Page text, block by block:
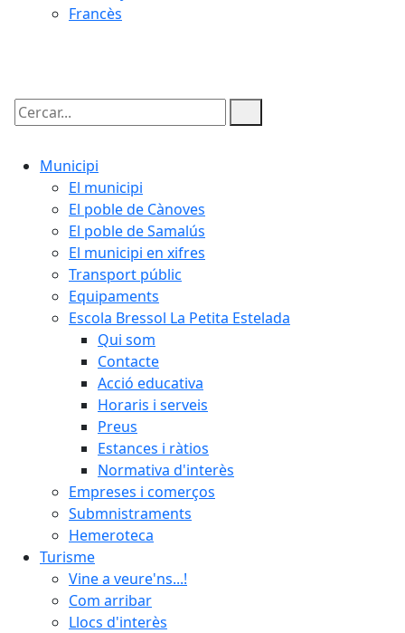
Francès
Cercar:
Municipi
El municipi
El poble de Cànoves
El poble de Samalús
El municipi en xifres
Transport públic
Equipaments
Escola Bressol La Petita Estelada
Qui som
Contacte
Acció educativa
Horaris i serveis
Preus
Estances i ràtios
Normativa d'interès
Empreses i comerços
Submnistraments
Hemeroteca
Turisme
Vine a veure'ns...!
Com arribar
Llocs d'interès